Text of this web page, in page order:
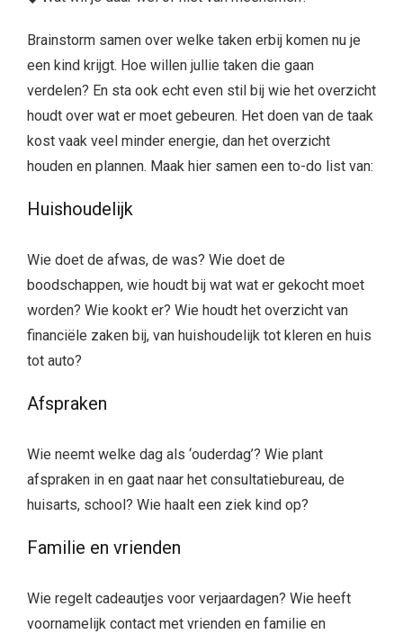
Brainstorm samen over welke taken erbij komen nu je
een kind krijgt. Hoe willen jullie taken die gaan
verdelen? En sta ook echt even stil bij wie het overzicht
houdt over wat er moet gebeuren. Het doen van de taak
kost vaak veel minder energie, dan het overzicht
houden en plannen. Maak hier samen een to-do list van:
Huishoudelijk
Wie doet de afwas, de was? Wie doet de
boodschappen, wie houdt bij wat wat er gekocht moet
worden? Wie kookt er? Wie houdt het overzicht van
financiële zaken bij, van huishoudelijk tot kleren en huis
tot auto?
Afspraken
Wie neemt welke dag als ‘ouderdag’? Wie plant
afspraken in en gaat naar het consultatiebureau, de
huisarts, school? Wie haalt een ziek kind op?
Familie en vrienden
Wie regelt cadeautjes voor verjaardagen? Wie heeft
voornamelijk contact met vrienden en familie en